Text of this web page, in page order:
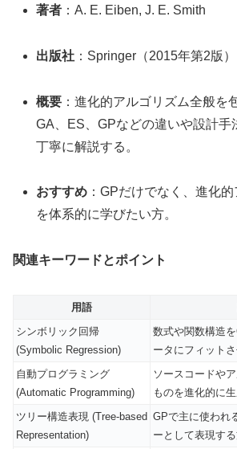
著者 ：A. E. Eiben, J. E. Smith
出版社 ：Springer（2015年第2版）
概要 ：進化的アルゴリズム全般を
GA、ES、GPなどの違いや設計手
丁寧に解説する。
おすすめ ：GPだけでなく、進化
を体系的に学びたい方。
関連キーワードとポイント
用語
シンボリック回帰
(Symbolic Regression)
数式や関数構造
ータにフィット
自動プログラミング
(Automatic Programming)
ソースコードや
ものを進化的に
ツリー構造表現 (Tree-based
Representation)
GPで主に使われ
ーとして表現す